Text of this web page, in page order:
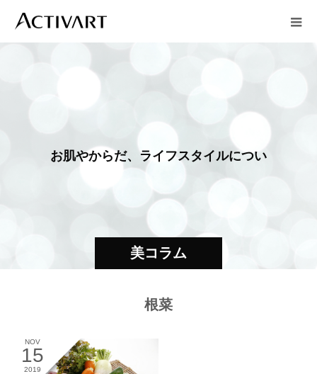
美コラム
お肌やからだ、 ライフスタイルについて
根菜
NOV
15
2019